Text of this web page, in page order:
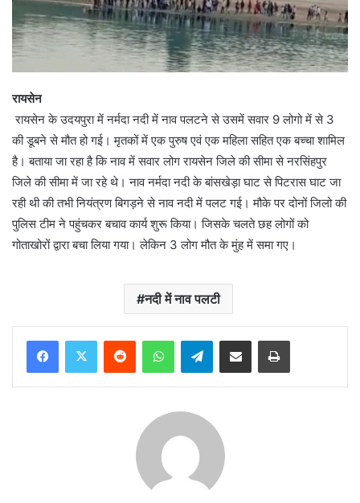
रायसेन
रायसेन के उदयपुरा में नर्मदा नदी में नाव पलटने से उसमें सवार 9 लोगो में से 3
की डूबने से मौत हो गई। मृतकों में एक पुरुष एवं एक महिला सहित एक बच्चा शामिल
है। बताया जा रहा है कि नाव में सवार लोग रायसेन जिले की सीमा से नरसिंहपुर
जिले की सीमा में जा रहे थे। नाव नर्मदा नदी के बांसखेड़ा घाट से पिटरास घाट जा
रही थी की तभी नियंत्रण बिगड़ने से नाव नदी में पलट गई। मौके पर दोनों जिलो की
पुलिस टीम ने पहुंचकर बचाव कार्य शुरू किया। जिसके चलते छह लोगों को
गोताखोरों द्वारा बचा लिया गया। लेकिन 3 लोग मौत के मुंह में समा गए।
नदी में नाव पलटी
Telegram